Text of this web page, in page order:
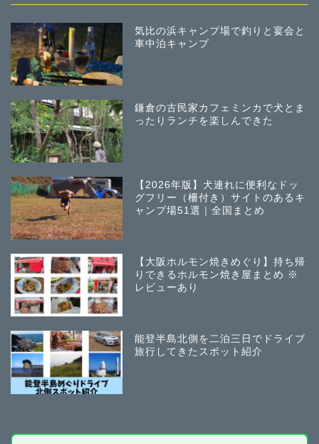
気比の浜キャンプ場で釣りと宴会と
車中泊キャンプ
鎌倉の古民家カフェミンカで犬とま
ったりランチを楽しんできた
【2026年版】犬連れに便利なドッ
グフリー（柵付き）サイトのあるキ
ャンプ場51選｜全国まとめ
【大阪ホルモン焼きめぐり】持ち帰
りできるホルモン焼き屋まとめ ※
レビューあり
能登半島北側を二泊三日でドライブ
旅行してきたスポット紹介